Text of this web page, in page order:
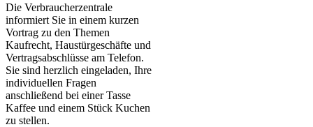
Die Verbraucherzentrale
informiert Sie in einem kurzen
Vortrag zu den Themen
Kaufrecht, Haustürgeschäfte und
Vertragsabschlüsse am Telefon.
Sie sind herzlich eingeladen, Ihre
individuellen Fragen
anschließend bei einer Tasse
Kaffee und einem Stück Kuchen
zu stellen.